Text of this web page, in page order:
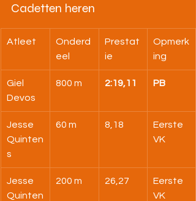
Cadetten heren
Atleet
Onderd
eel
Prestat
ie
Opmerk
ing
Giel
Devos
800 m 2:19,11 PB
Jesse
Quinten
s
60 m 8,18
Eerste
VK
Jesse
Quinten
200 m 26,27
Eerste
VK